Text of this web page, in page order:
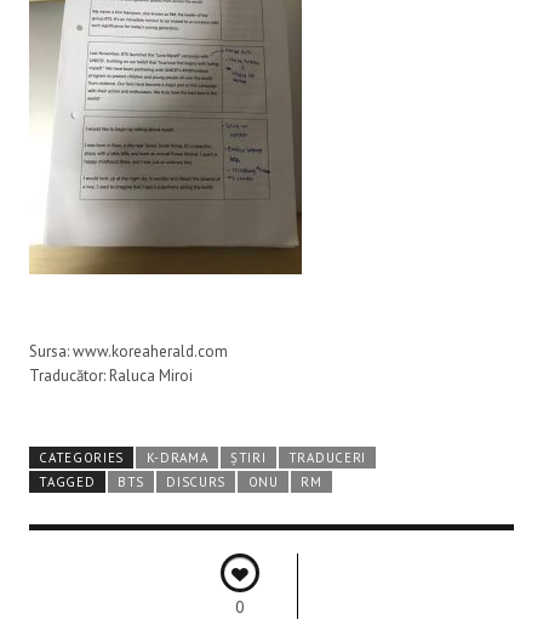
Sursa: www.koreaherald.com
Traducător: Raluca Miroi
CATEGORIES K-DRAMA ȘTIRI
TRADUCERI
TAGGED
BTS DISCURS ONU RM
0